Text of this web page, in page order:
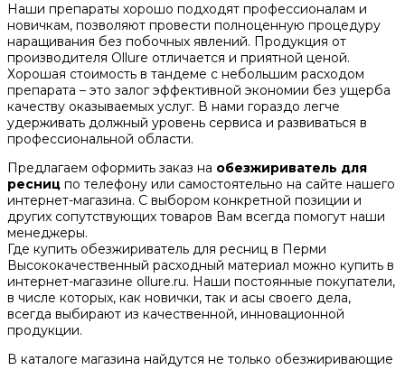
Наши препараты хорошо подходят профессионалам и
новичкам, позволяют провести полноценную процедуру
наращивания без побочных явлений. Продукция от
производителя Ollure отличается и приятной ценой.
Хорошая стоимость в тандеме с небольшим расходом
препарата – это залог эффективной экономии без ущерба
качеству оказываемых услуг. В нами гораздо легче
удерживать должный уровень сервиса и развиваться в
профессиональной области.
Предлагаем оформить заказ на обезжириватель для
ресниц по телефону или самостоятельно на сайте нашего
интернет-магазина. С выбором конкретной позиции и
других сопутствующих товаров Вам всегда помогут наши
менеджеры.
Где купить обезжириватель для ресниц в Перми
Высококачественный расходный материал можно купить в
интернет-магазине ollure.ru. Наши постоянные покупатели,
в числе которых, как новички, так и асы своего дела,
всегда выбирают из качественной, инновационной
продукции.
В каталоге магазина найдутся не только обезжиривающие